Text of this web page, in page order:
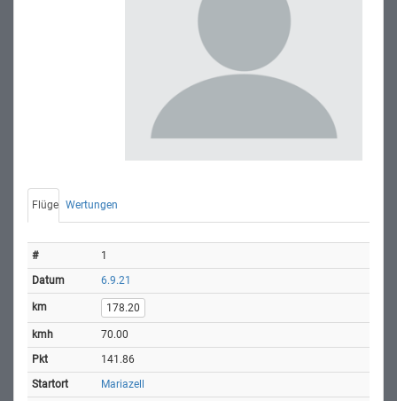
Flüge Wertungen
1
6.9.21
178.20
70.00
141.86
Mariazell